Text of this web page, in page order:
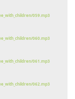
059.mp3
060.mp3
061.mp3
062.mp3